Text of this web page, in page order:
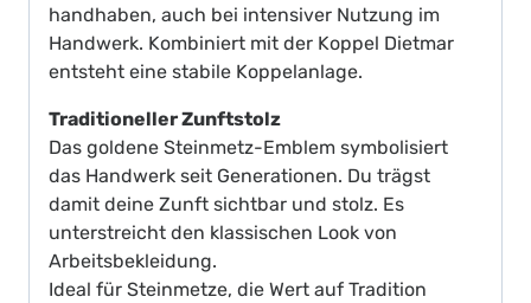
handhaben, auch bei intensiver Nutzung im
Handwerk. Kombiniert mit der Koppel Dietmar
entsteht eine stabile Koppelanlage.
Traditioneller Zunftstolz
Das goldene Steinmetz-Emblem symbolisiert
das Handwerk seit Generationen. Du trägst
damit deine Zunft sichtbar und stolz. Es
unterstreicht den klassischen Look von
Arbeitsbekleidung.
Ideal für Steinmetze, die Wert auf Tradition